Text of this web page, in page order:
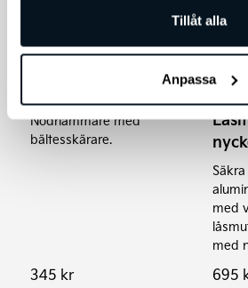
Tillåt alla
Anpassa
Nödhammare med
bältesskärare.
345 kr
med
med
695